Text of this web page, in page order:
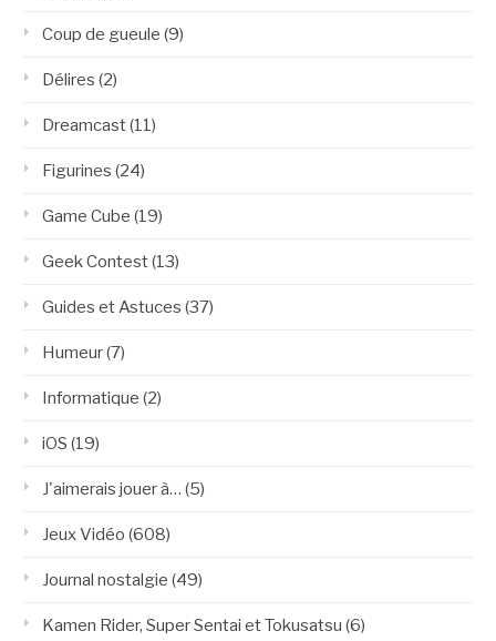
Coup de gueule (9)
Délires (2)
Dreamcast(11)
Figurines (24)
Game Cube (19)
Geek Contest(13)
Guides et Astuces (37)
Humeur(7)
Informatique (2)
iOS (19)
J'aimerais jouer à… (5)
Jeux Vidéo (608)
Journal nostalgie (49)
Kamen Rider, Super Sentai et Tokusatsu (6)